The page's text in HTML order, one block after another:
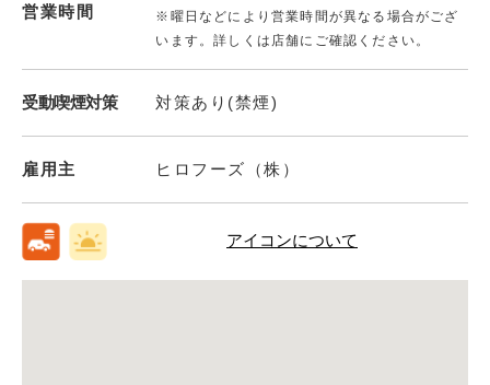
営業時間
※曜日などにより営業時間が異なる場合がござ
います。詳しくは店舗にご確認ください。
受動喫煙対策 対策あり(禁煙)
雇用主 ヒロフーズ（株）
アイコンについて